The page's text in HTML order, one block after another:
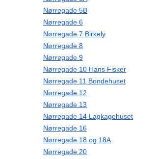
Nørregade 5B
Nørregade 6
Nørregade 7 Birkely
Nørregade 8
Nørregade 9
Nørregade 10 Hans Fisker
Nørregade 11 Bondehuset
Nørregade 12
Nørregade 13
Nørregade 14 Lagkagehuset
Nørregade 16
Nørregade 18 og 18A
Nørregade 20